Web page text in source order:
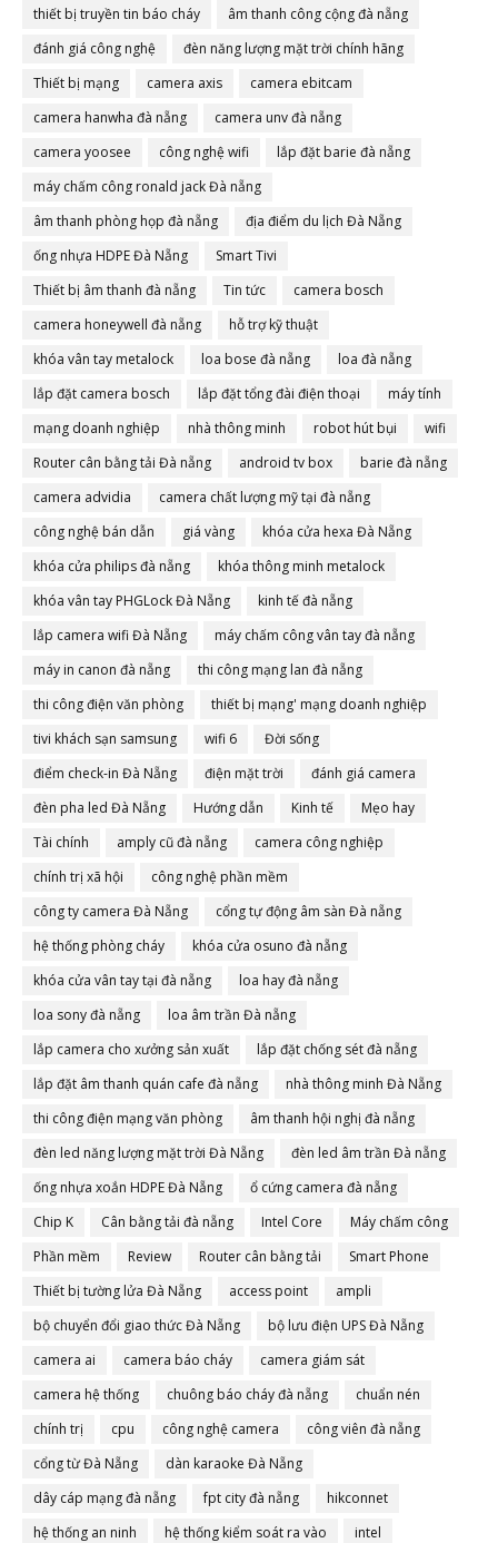
thiết bị truyền tin báo cháy
âm thanh công cộng đà nẵng
đánh giá công nghệ
đèn năng lượng mặt trời chính hãng
Thiết bị mạng
camera axis
camera ebitcam
camera hanwha đà nẵng
camera unv đà nẵng
camera yoosee
công nghệ wifi
lắp đặt barie đà nẵng
máy chấm công ronald jack Đà nẵng
âm thanh phòng họp đà nẵng
địa điểm du lịch Đà Nẵng
ống nhựa HDPE Đà Nẵng
Smart Tivi
Thiết bị âm thanh đà nẵng
Tin tức
camera bosch
camera honeywell đà nẵng
hỗ trợ kỹ thuật
khóa vân tay metalock
loa bose đà nẵng
loa đà nẵng
lắp đặt camera bosch
lắp đặt tổng đài điện thoại
máy tính
mạng doanh nghiệp
nhà thông minh robot hút bụi
wifi
Router cân bằng tải Đà nẵng
android tv box
barie đà nẵng
camera advidia
camera chất lượng mỹ tại đà nẵng
công nghệ bán dẫn
giá vàng
khóa cửa hexa Đà Nẵng
khóa cửa philips đà nẵng
khóa thông minh metalock
khóa vân tay PHGLock Đà Nẵng
kinh tế đà nẵng
lắp camera wifi Đà Nẵng
máy chấm công vân tay đà nẵng
máy in canon đà nẵng
thi công mạng lan đà nẵng
thi công điện văn phòng
thiết bị mạng' mạng doanh nghiệp
tivi khách sạn samsung
wifi 6
Đời sống
điểm check-in Đà Nẵng
điện mặt trời
đánh giá camera
đèn pha led Đà Nẵng
Hướng dẫn Kinh tế
Mẹo hay
Tài chính
amply cũ đà nẵng
camera công nghiệp
chính trị xã hội
công nghệ phần mềm
công ty camera Đà Nẵng
cổng tự động âm sàn Đà nẵng
hệ thống phòng cháy
khóa cửa osuno đà nẵng
khóa cửa vân tay tại đà nẵng
loa hay đà nẵng
loa sony đà nẵng
loa âm trần Đà nẵng
lắp camera cho xưởng sản xuất
lắp đặt chống sét đà nẵng
lắp đặt âm thanh quán cafe đà nẵng
nhà thông minh Đà Nẵng
thi công điện mạng văn phòng
âm thanh hội nghị đà nẵng
đèn led năng lượng mặt trời Đà Nẵng
đèn led âm trần Đà nẵng
ống nhựa xoắn HDPE Đà Nẵng
ổ cứng camera đà nẵng
Chip K
Cân bằng tải đà nẵng Intel Core
Máy chấm công
Phần mềm
Review Router cân bằng tải
Smart Phone
Thiết bị tường lửa Đà Nẵng
access point
ampli
bộ chuyển đổi giao thức Đà Nẵng
bộ lưu điện UPS Đà Nẵng
camera ai
camera báo cháy
camera giám sát
camera hệ thống
chuông báo cháy đà nẵng
chuẩn nén
chính trị
cpu công nghệ camera
công viên đà nẵng
cổng từ Đà Nẵng
dàn karaoke Đà Nẵng
dây cáp mạng đà nẵng
fpt city đà nẵng
hikconnet
hệ thống an ninh
hệ thống kiểm soát ra vào
intel